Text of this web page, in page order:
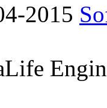
2015